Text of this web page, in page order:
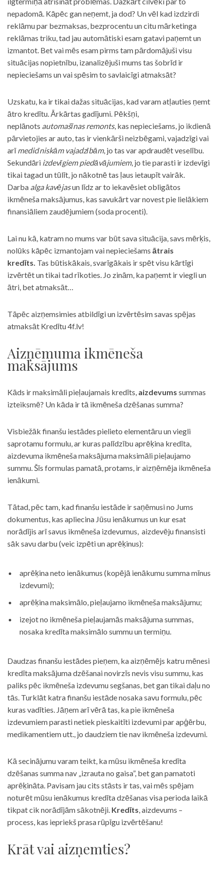
nepadomā. Kāpēc gan neņemt, ja dod? Un vēl kad izdzirdi
reklāmu par bezmaksas, bezprocentu un citu mārketinga
reklāmas triku, tad jau automātiski esam gatavi paņemt un
izmantot. Bet vai mēs esam pirms tam pārdomājuši visu
situācijas nopietnību, izanalizējuši mums tas šobrīd ir
nepieciešams un vai spēsim to savlaicīgi atmaksāt?
Uzskatu, ka ir tikai dažas situācijas, kad varam atļauties ņemt
ātro kredītu. Ārkārtas gadījumi. Pēkšņi,
neplānots automašīnas remonts, kas nepieciešams, jo ikdienā
pārvietojies ar auto, tas ir vienkārši neizbēgami, vajadzīgi vai
arīmedicīniskām vajadzībām, jo tas var apdraudēt veselību.
Sekundāri izdevīgiem piedāvājumiem, jo tie parasti ir izdevīgi
tikai tagad un tūlīt, jo nākotnē tas ļaus ietaupīt vairāk.
Darba alga kavējasun līdz ar to iekavēsiet obligātos
ikmēneša maksājumus, kas savukārt var novest pie lielākiem
finansiāliem zaudējumiem (soda procenti).
Lai nu kā, katram no mums var būt sava situācija, savs mērķis,
nolūks kāpēc izmantojam vai nepieciešams ātrais
kredīts. Tas būtiskākais, svarīgākais ir spēt visu kārtīgi
izvērtēt un tikai tad rīkoties. Jo zinām, ka paņemt ir viegli un
ātri, bet atmaksāt…
Tāpēc aizņemsimies atbildīgi un izvērtēsim savas spējas
atmaksāt Kredītu 4f.lv!
Aizņēmuma ikmēneša
maksājums
Kāds ir maksimāli pieļaujamais kredīts, aizdevums summas
izteiksmē? Un kāda ir tā ikmēneša dzēšanas summa?
Visbiežāk finanšu iestādes pielieto elementāru un viegli
saprotamu formulu, ar kuras palīdzību aprēķina kredīta,
aizdevuma ikmēneša maksājuma maksimāli pieļaujamo
summu. Šīs formulas pamatā, protams, ir aizņēmēja ikmēneša
ienākumi.
Tātad, pēc tam, kad finanšu iestāde ir saņēmusi no Jums
dokumentus, kas apliecina Jūsu ienākumus un kur esat
norādījis arī savus ikmēneša izdevumus, aizdevēju finansisti
sāk savu darbu (veic izpēti un aprēķinus):
aprēķina neto ienākumus (kopējā ienākumu summa mīnus
izdevumi);
aprēķina maksimālo, pieļaujamo ikmēneša maksājumu;
izejot no ikmēneša pieļaujamās maksājuma summas,
nosaka kredīta maksimālo summu un termiņu.
Daudzas finanšu iestādes pieņem, ka aizņēmējs katru mēnesi
kredīta maksājuma dzēšanai novirzīs nevis visu summu, kas
paliks pēc ikmēneša izdevumu segšanas, bet gan tikai daļu no
tās. Turklāt katra finanšu iestāde nosaka savu formulu, pēc
kuras vadīties. Jāņem arī vērā tas, ka pie ikmēneša
izdevumiem parasti netiek pieskaitīti izdevumi par apģērbu,
medikamentiem utt., jo daudziem tie nav ikmēneša izdevumi.
Kā secinājumu varam teikt, ka mūsu ikmēneša kredīta
dzēšanas summa nav „izrauta no gaisa”, bet gan pamatoti
aprēķināta. Pavisam jau cits stāsts ir tas, vai mēs spējam
noturēt mūsu ienākumus kredīta dzēšanas visa perioda laikā
tikpat cik norādījām sākotnēji. Kredīts, aizdevums –
process, kas iepriekš prasa rūpīgu izvērtēšanu!
Krāt vai aizņemties?